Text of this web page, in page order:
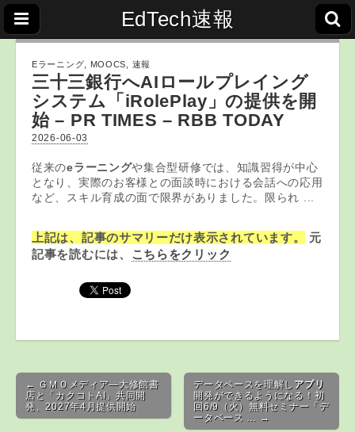
EdTech速報
Eラーニング MOOCS 速報
三十三銀行へAIロールプレイング
システム「iRolePlay」の提供を開
始 – PR TIMES – RBB TODAY
2026-06-03
従来のeラーニングや集合型研修では、知識習得が中心
となり、実際のお客様との面談時における会話への応用
など、スキル育成の面で限界がありました。限られ ...
上記は、記事のサマリーだけ表示されています。
元
記事を読むには、 こちらをクリック
Post navigation
← ＧＭＯメディア—大修館書
店と「カクコトAI」共同開
発、2027年4月提供開始
データベースを理解し アプリ
開発ができるようになる！初
回6/9（火）無料セミナー「デ
ータベース … →